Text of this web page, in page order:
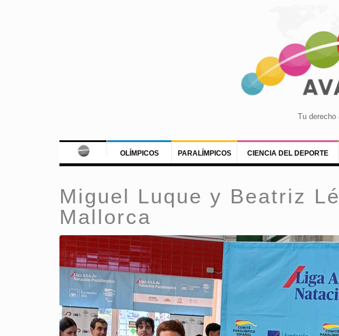
Tu derecho
OLÍMPICOS PARALÍMPICOS CIENCIA DEL DEPORTE
Miguel Luque y Beatriz
Mallorca